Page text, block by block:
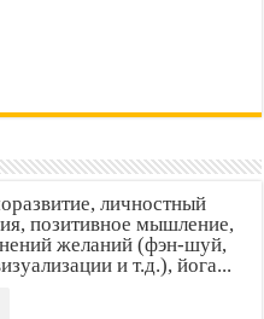
личностный
позитивное мышление,
желаний (фэн-шуй,
и т.д.), йога...